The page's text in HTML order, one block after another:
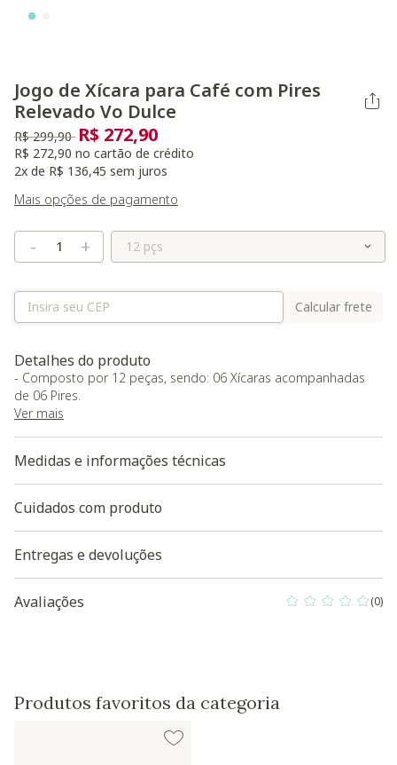
Jogo de Xícara para Café com Pires
Relevado Vo Dulce
Preço reduzido de
R$ 299,90 para
R$ 272,90
R$ 272,90 no cartão de crédito
2x de R$ 136,45 sem juros
Mais opções de pagamento
- + Selecione o Tamanho
Calcular frete
Detalhes do produto
- Composto por 12 peças, sendo: 06 Xícaras acompanhadas
de 06 Pires.
Ver mais
Medidas e informações técnicas
Cuidados com produto
Entregas e devoluções
Avaliações 0 out of 5 (0)
Produtos favoritos da categoria